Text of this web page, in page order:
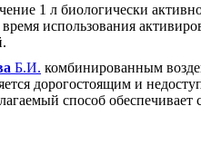
1 л биологически
использования
Б.И. комбинированным
дорогостоящим и
способ обеспечивает